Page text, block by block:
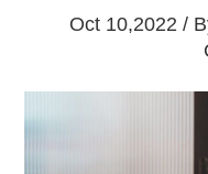
Oct 10,2022 /